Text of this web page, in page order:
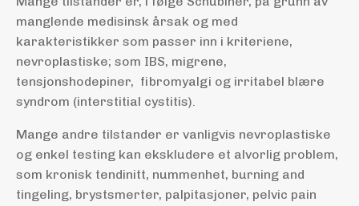
manglende medisinsk årsak og med
karakteristikker som passer inn i kriteriene,
nevroplastiske; som IBS, migrene,
tensjonshodepiner, fibromyalgi og irritabel blære
syndrom (interstitial cystitis).
Mange andre tilstander er vanligvis nevroplastiske
og enkel testing kan ekskludere et alvorlig problem,
som kronisk tendinitt, nummenhet, burning and
tingeling, brystsmerter, palpitasjoner, pelvic pain